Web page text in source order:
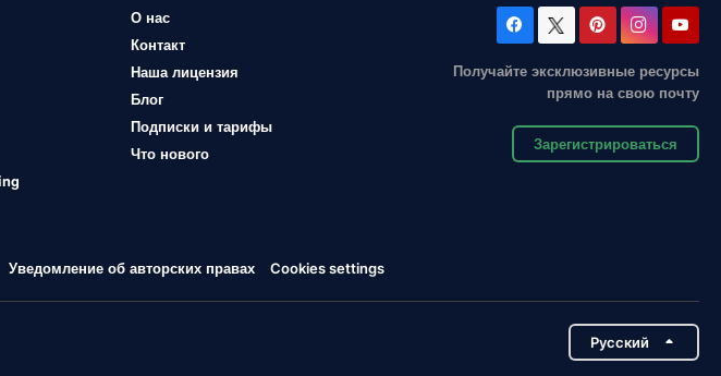
О нас
Контакт
Наша лицензия
Блог
Подписки и тарифы
Что нового
Получайте эксклюзивные ресурсы
прямо на свою почту
Зарегистрироваться
Уведомление об авторских правах Cookies settings
Pусский